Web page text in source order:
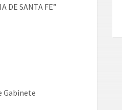
DE SANTA FE”
Gabinete